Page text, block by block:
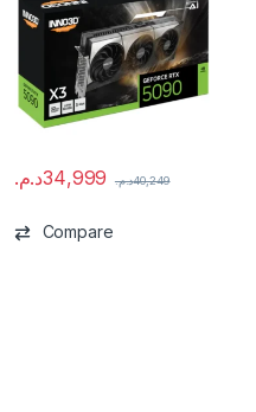
34,999د.م. 40,249د.م.
Compare